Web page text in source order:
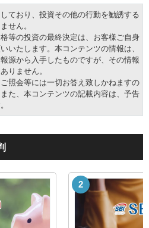
ており、投資その他の行動を勧誘する
せん。
等の投資の最終決定は、お客様ご自身
いたします。本コンテンツの情報は、
源から入手したものですが、その情報
りません。
照会等には一切お答え致しかねますの
た、本コンテンツの記載内容は、予告